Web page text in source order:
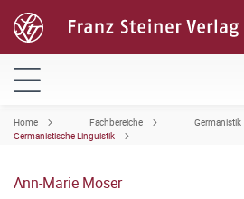
Home Fachbereiche
Germanistik
Germanistische Linguistik
Ann-Marie Moser